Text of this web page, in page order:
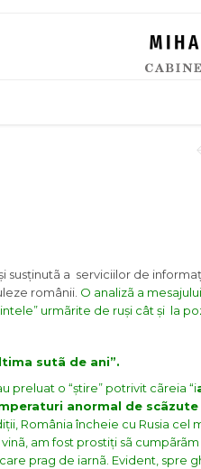
susținutã a serviciilor de
românii. O analizã a
urmãrite de ruși cât și la
sutã de ani”.
preluat o “știre” potrivit cãreia “i
anormal de
România încheie cu Rusia cel
am fost prostiți sã
prag de iarnã. Evident, spre